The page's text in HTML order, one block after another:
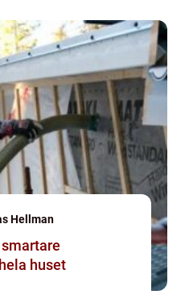
Hellman
huset